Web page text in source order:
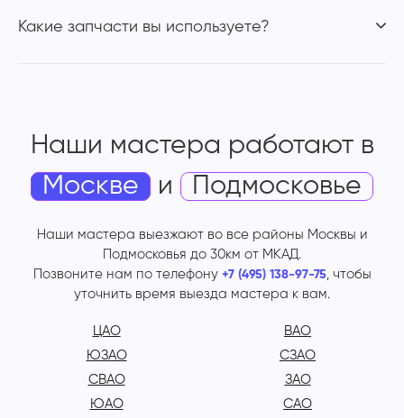
Какие запчасти вы используете?
Наши мастера работают в
Москве
и Подмосковье
Наши мастера выезжают во все районы Москвы и
Подмосковья до 30км от МКАД.
Позвоните нам по телефону +7 (495) 138-97-75, чтобы
уточнить время выезда мастера к вам.
ЦАО
ЮЗАО
СВАО
ЮАО
ВАО
СЗАО
ЗАО
САО